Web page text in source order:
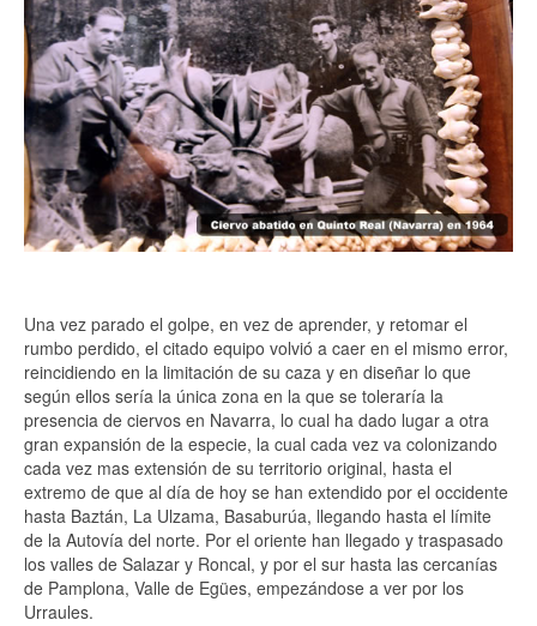
Una vez parado el golpe, en vez de aprender, y retomar el
rumbo perdido, el citado equipo volvió a caer en el mismo error,
reincidiendo en la limitación de su caza y en diseñar lo que
según ellos sería la única zona en la que se toleraría la
presencia de ciervos en Navarra, lo cual ha dado lugar a otra
gran expansión de la especie, la cual cada vez va colonizando
cada vez mas extensión de su territorio original, hasta el
extremo de que al día de hoy se han extendido por el occidente
hasta Baztán, La Ulzama, Basaburúa, llegando hasta el límite
de la Autovía del norte. Por el oriente han llegado y traspasado
los valles de Salazar y Roncal, y por el sur hasta las cercanías
de Pamplona, Valle de Egües, empezándose a ver por los
Urraules.